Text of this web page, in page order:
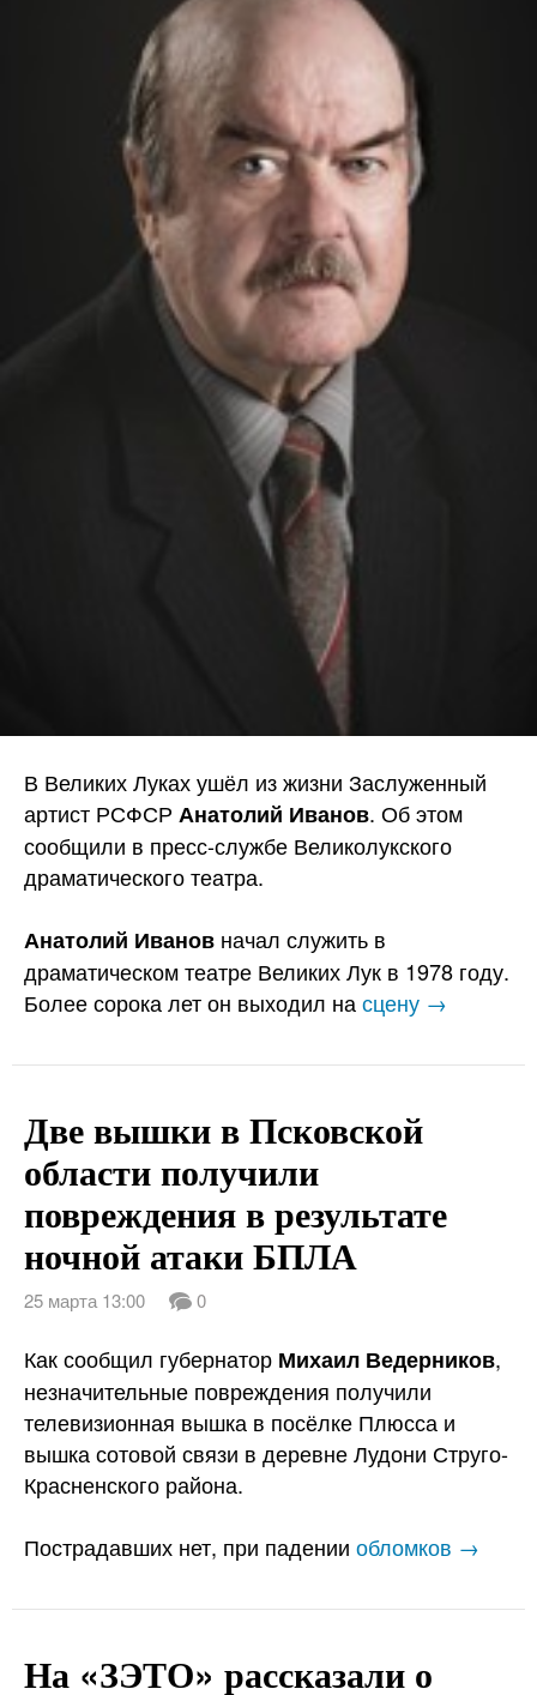
В Великих Луках ушёл из жизни Заслуженный
артист РСФСР Анатолий Иванов. Об этом
сообщили в пресс-службе Великолукского
драматического театра.
Анатолий Иванов начал служить в
драматическом театре Великих Лук в 1978 году.
Более сорока лет он выходил насцену →
Две вышки в Псковской
области получили
повреждения в результате
ночной атаки БПЛА
25 марта 13:00 0
Как сообщил губернатор Михаил Ведерников,
незначительные повреждения получили
телевизионная вышка в посёлке Плюсса и
вышка сотовой связи в деревне Лудони Струго-
Красненского района.
Пострадавших нет, при падении обломков →
На «ЗЭТО» рассказали о